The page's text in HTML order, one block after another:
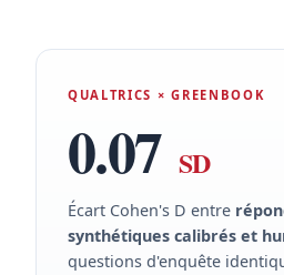
QUALTRICS × GREENBOOK
0.07 SD
Écart Cohen's D entre
synthétiques calibrés et
questions d'enquête